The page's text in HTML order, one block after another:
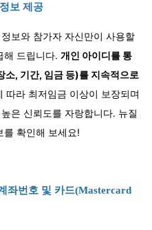
보 제공
보와 참가자 자신만이 사용할
해 드립니다. 개인 아이디를 통
소, 기간, 임금 등)를 지속적으로
따라 최저임금 이상이 보장되며
은 신뢰도를 자랑합니다. 뉴질
를 확인해 보세요!
좌번호 및 카드(Mastercard